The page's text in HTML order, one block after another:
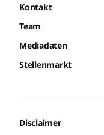
Kontakt
Team
Mediadaten
Stellenmarkt
Disclaimer